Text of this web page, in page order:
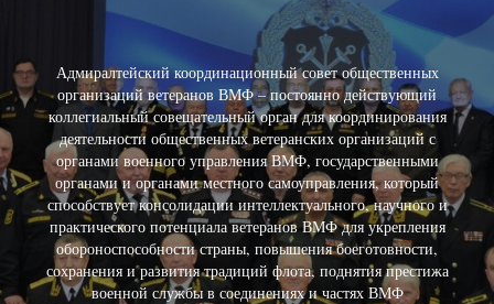
Адмиралтейский координационный совет общественных
организаций ветеранов ВМФ – постоянно действующий
коллегиальный совещательный орган для координирования
деятельности общественных ветеранских организаций с
органами военного управления ВМФ, государственными
органами и органами местного самоуправления, который
способствует консолидации интеллектуального, научного и
практического потенциала ветеранов ВМФ для укрепления
обороноспособности страны, повышения боеготовности,
сохранения и развития традиций флота, поднятия престижа
военной службы в соединениях и частях ВМФ